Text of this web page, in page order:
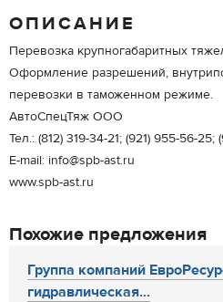
ОПИСАНИЕ
Перевозка крупногабаритных
Оформление разрешений,
перевозки в таможенном режиме.
АвтоСпецТяж ООО
Тел.: (812) 319-34-21; (921) 955-56-25;
E-mail: info@spb-ast.ru
www.spb-ast.ru
Похожие предложения
Группа компаний
гидравлическая...